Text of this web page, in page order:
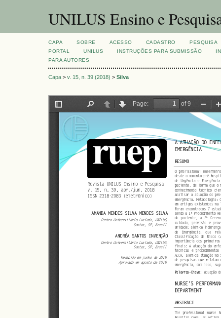
UNILUS Ensino e
CAPA SOBRE ACESSO CADASTRO
PESQUISA
PORTAL
UNILUS INSTRUÇÕES PARA SUBMISSÃO
PARA AUTORES
Capa > v. 15, n. 39 (2018) > Silva